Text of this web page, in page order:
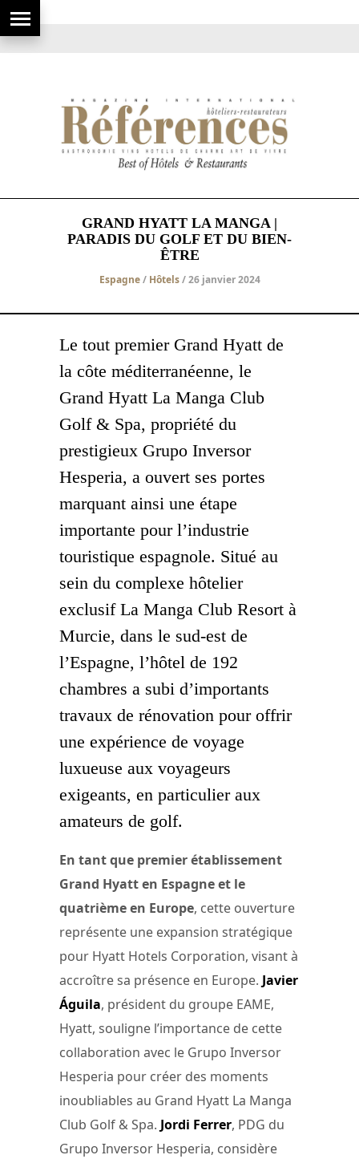
GRAND HYATT LA MANGA |
PARADIS DU GOLF ET DU BIEN-
ÊTRE
Espagne/ Hôtels/ 26 janvier 2024
Le tout premier Grand Hyatt de
la côte méditerranéenne, le
Grand Hyatt La Manga Club
Golf & Spa, propriété du
prestigieux Grupo Inversor
Hesperia, a ouvert ses portes
marquant ainsi une étape
importante pour l’industrie
touristique espagnole. Situé au
sein du complexe hôtelier
exclusif La Manga Club Resort à
Murcie, dans le sud-est de
l’Espagne, l’hôtel de 192
chambres a subi d’importants
travaux de rénovation pour offrir
une expérience de voyage
luxueuse aux voyageurs
exigeants, en particulier aux
amateurs de golf.
En tant que premier établissement
Grand Hyatt en Espagne et le
quatrième en Europe, cette ouverture
représente une expansion stratégique
pour Hyatt Hotels Corporation, visant à
accroître sa présence en Europe. Javier
Águila, président du groupe EAME,
Hyatt, souligne l’importance de cette
collaboration avec le Grupo Inversor
Hesperia pour créer des moments
inoubliables au Grand Hyatt La Manga
Club Golf & Spa. Jordi Ferrer, PDG du
Grupo Inversor Hesperia, considère